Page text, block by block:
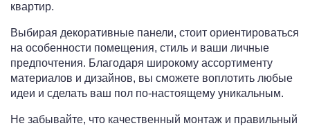
квартир.
Выбирая декоративные панели, стоит ориентироваться
на особенности помещения, стиль и ваши личные
предпочтения. Благодаря широкому ассортименту
материалов и дизайнов, вы сможете воплотить любые
идеи и сделать ваш пол по-настоящему уникальным.
Не забывайте, что качественный монтаж и правильный